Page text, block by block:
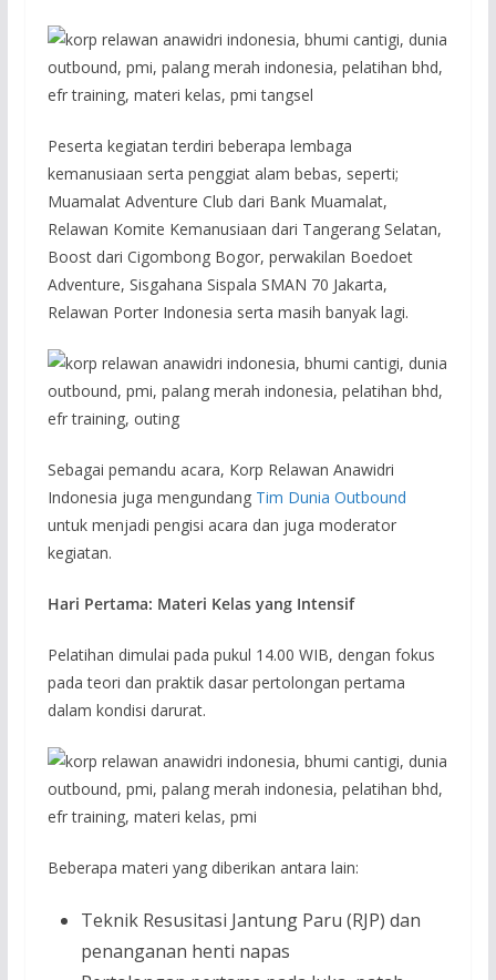
Peserta kegiatan terdiri beberapa lembaga
kemanusiaan serta penggiat alam bebas, seperti;
Muamalat Adventure Club dari Bank Muamalat,
Relawan Komite Kemanusiaan dari Tangerang Selatan,
Boost dari Cigombong Bogor, perwakilan Boedoet
Adventure, Sisgahana Sispala SMAN 70 Jakarta,
Relawan Porter Indonesia serta masih banyak lagi.
Sebagai pemandu acara, Korp Relawan Anawidri
Indonesia juga mengundang Tim Dunia Outbound
untuk menjadi pengisi acara dan juga moderator
kegiatan.
Hari Pertama: Materi Kelas yang Intensif
Pelatihan dimulai pada pukul 14.00 WIB, dengan fokus
pada teori dan praktik dasar pertolongan pertama
dalam kondisi darurat.
Beberapa materi yang diberikan antara lain:
Teknik Resusitasi Jantung Paru (RJP) dan
penanganan henti napas